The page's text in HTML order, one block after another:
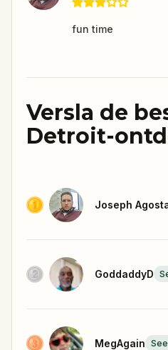
fun time
Versla de
Detroit-
Joseph
GoddaddyD
MegAgain